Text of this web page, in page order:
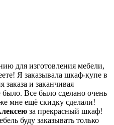
для изготовления мебели,
Я заказывала шкаф-купе в
и заканчивая
Все было сделано очень
мне ещё скидку сделали!
за прекрасный шкаф!
буду заказывать только